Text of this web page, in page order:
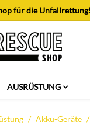
für die Unfallrettung!
AUSRÜSTUNG
Akku-Geräte